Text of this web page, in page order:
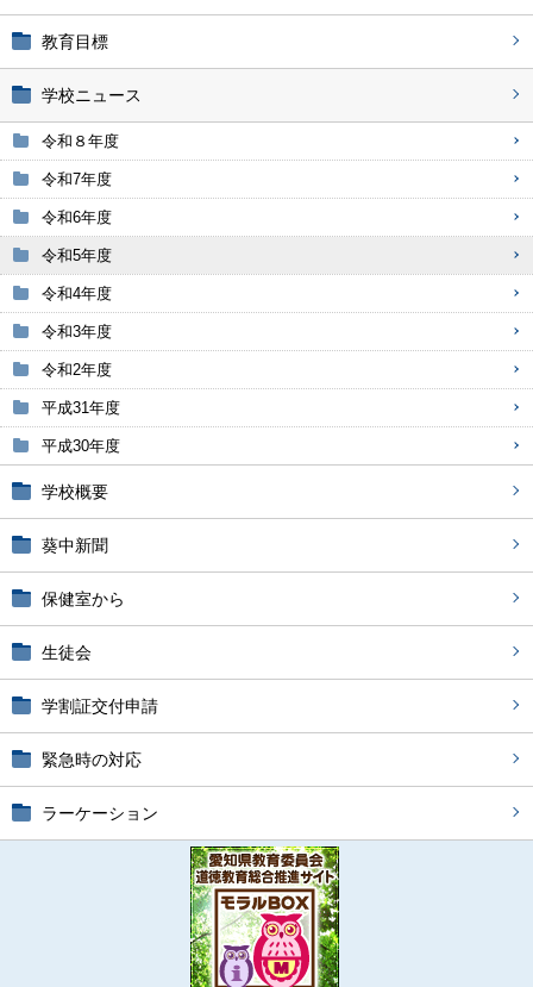
教育目標
学校ニュース
令和８年度
令和7年度
令和6年度
令和5年度
令和4年度
令和3年度
令和2年度
平成31年度
平成30年度
学校概要
葵中新聞
保健室から
生徒会
学割証交付申請
緊急時の対応
ラーケーション